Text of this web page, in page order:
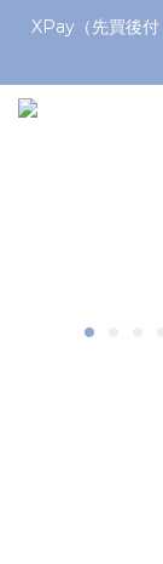
網店
XPay（先買後